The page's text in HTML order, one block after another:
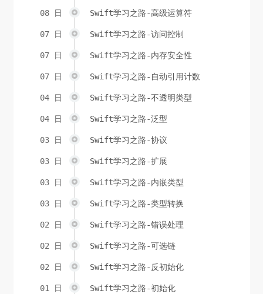
08 日 Swift学习之路-高级运算符
07 日 Swift学习之路-访问控制
07 日 Swift学习之路-内存安全性
07 日 Swift学习之路-自动引用计数
04 日 Swift学习之路-不透明类型
04 日 Swift学习之路-泛型
03 日 Swift学习之路-协议
03 日 Swift学习之路-扩展
03 日 Swift学习之路-内嵌类型
03 日 Swift学习之路-类型转换
02 日 Swift学习之路-错误处理
02 日 Swift学习之路-可选链
02 日 Swift学习之路-反初始化
01 日 Swift学习之路-初始化